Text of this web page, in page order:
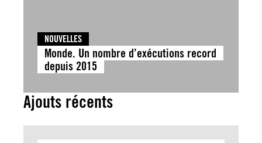
NOUVELLES
Monde. Un nombre d’exécutions record
depuis 2015
Ajouts récents